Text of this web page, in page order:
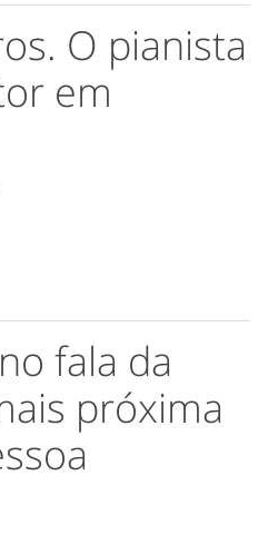
O pianista
em
fala da
próxima